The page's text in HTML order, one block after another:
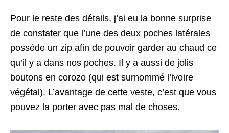
Pour le reste des détails, j’ai eu la bonne surprise
de constater que l’une des deux poches latérales
possède un zip afin de pouvoir garder au chaud ce
qu’il y a dans nos poches. Il y a aussi de jolis
boutons en corozo (qui est surnommé l’ivoire
végétal). L’avantage de cette veste, c’est que vous
pouvez la porter avec pas mal de choses.